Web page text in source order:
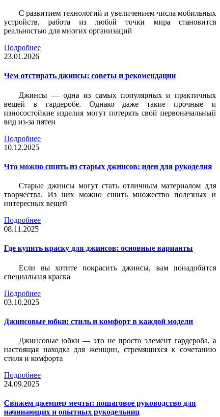
С развитием технологий и увеличением числа мобильных
устройств, работа из любой точки мира становится
реальностью для многих организаций
Подробнее
23.01.2026
Чем отстирать джинсы: советы и рекомендации
Джинсы — одна из самых популярных и практичных
вещей в гардеробе. Однако даже такие прочные и
износостойкие изделия могут потерять свой первоначальный
вид из-за пятен
Подробнее
10.12.2025
Что можно сшить из старых джинсов: идеи для рукоделия
Старые джинсы могут стать отличным материалом для
творчества. Из них можно сшить множество полезных и
интересных вещей
Подробнее
08.11.2025
Где купить краску для джинсов: основные варианты
Если вы хотите покрасить джинсы, вам понадобится
специальная краска
Подробнее
03.10.2025
Джинсовые юбки: стиль и комфорт в каждой модели
Джинсовые юбки — это не просто элемент гардероба, а
настоящая находка для женщин, стремящихся к сочетанию
стиля и комфорта
Подробнее
24.09.2025
Свяжем джемпер мечты: пошаговое руководство для
начинающих и опытных рукодельниц